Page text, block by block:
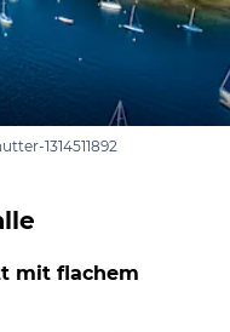
1314511892
mit flachem